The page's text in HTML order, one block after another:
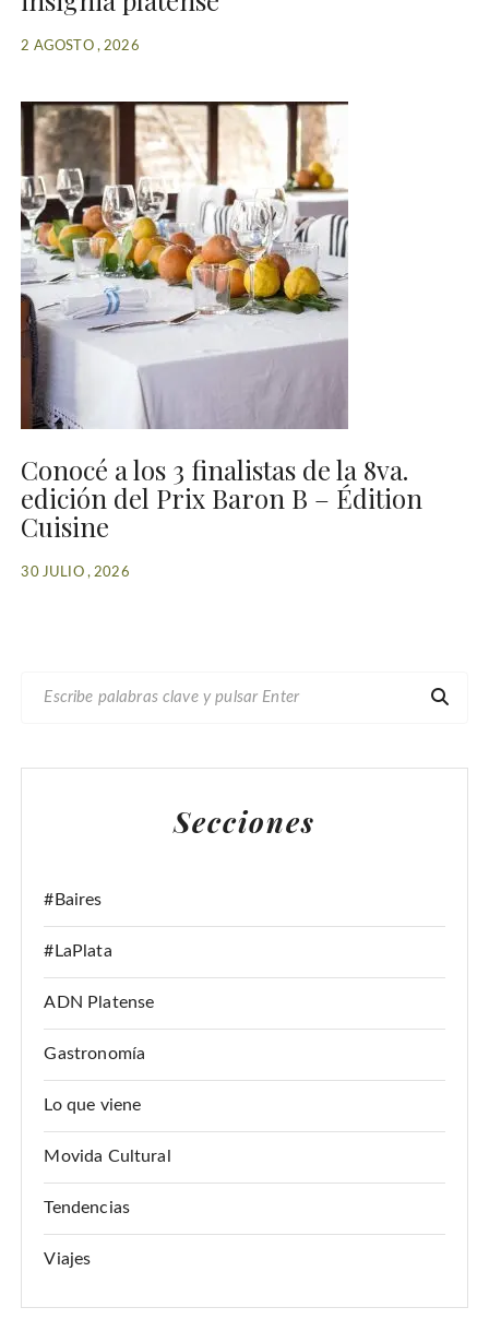
2 AGOSTO , 2026
Conocé a los 3 finalistas de la 8va.
edición del Prix Baron B – Édition
Cuisine
30 JULIO , 2026
C
Secciones
#Baires
#LaPlata
ADN Platense
Gastronomía
Lo que viene
Movida Cultural
Tendencias
Viajes